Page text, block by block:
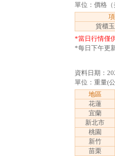
單位：價格
貨櫃
*當日行情僅
*每日下午更
資料日期：
單位：重量(
地區
花蓮
宜蘭
新北市
桃園
新竹
苗栗